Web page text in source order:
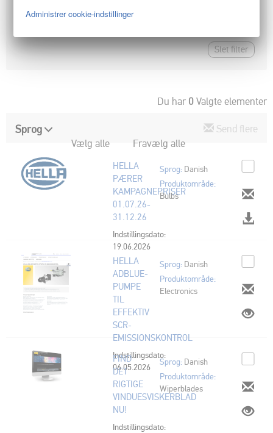
ELEKTRONIK BREMSER
Slet filter
Sprog
Send flere
Vælg alle
Fravælg alle
Du har 0 Valgte elementer
HELLA
PÆRER
KAMPAGNEPRISER
01.07.26-
31.12.26
Indstillingsdato:
19.06.2026
Sprog: Danish
Produktområde:
Bulbs
HELLA
ADBLUE-
PUMPE
TIL
EFFEKTIV
SCR-
EMISSIONSKONTROL
Indstillingsdato:
06.05.2026
Sprog: Danish
Produktområde:
Electronics
FIND
DET
RIGTIGE
VINDUESVISKERBLAD
NU!
Indstillingsdato:
Sprog: Danish
Produktområde:
Wiperblades
Administrer cookie-indstillinger